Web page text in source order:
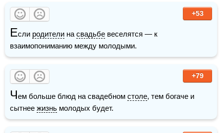
+53
Если родители на свадьбе веселятся — к
взаимопониманию между молодыми.
+79
Чем больше блюд на свадебном столе, тем богаче и
сытнее жизнь молодых будет.